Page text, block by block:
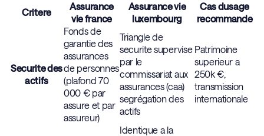
Critere
Assurance
vie france
Assurance vie
luxembourg
Cas dusage
recommande
Securite des
actifs
Fonds de
garantie des
assurances
de personnes
(plafond 70
000 € par
assure et par
assureur)
Triangle de
securite supervise
par le
commissariat aux
assurances (caa)
segrégation des
actifs
Patrimoine
superieur a
250k €,
transmission
internationale
Identique a la